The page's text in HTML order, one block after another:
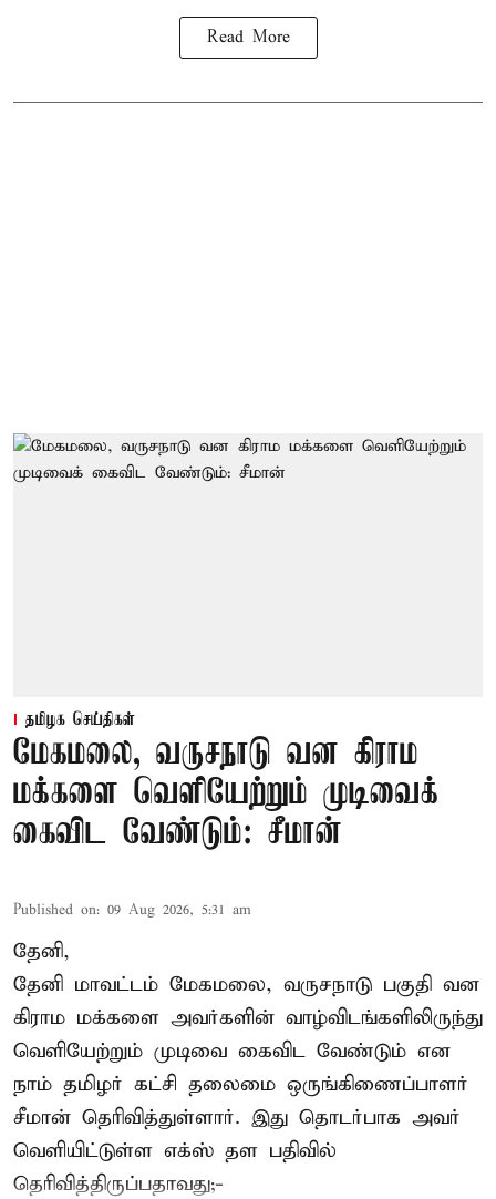
Read More
தமிழக செய்திகள்
மேகமலை, வருசநாடு வன கிராம
மக்களை வெளியேற்றும் முடிவைக்
கைவிட வேண்டும்: சீமான்
Published on: 09 Aug 2026, 5:31 am
தேனி,
தேனி மாவட்டம் மேகமலை, வருசநாடு பகுதி வன
கிராம மக்களை அவர்களின் வாழ்விடங்களிலிருந்து
வெளியேற்றும் முடிவை கைவிட வேண்டும் என
நாம் தமிழர் கட்சி தலைமை ஒருங்கிணைப்பாளர்
சீமான் தெரிவித்துள்ளார். இது தொடர்பாக அவர்
வெளியிட்டுள்ள எக்ஸ் தள பதிவில்
தெரிவித்திருப்பதாவது;-